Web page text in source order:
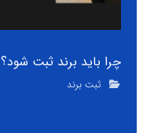
چرا باید برند ثبت شود؟
ثبت برند